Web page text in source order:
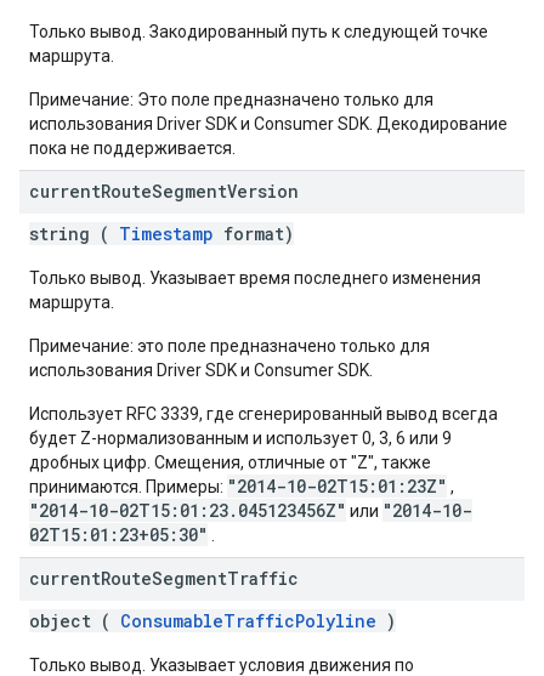
Только вывод. Закодированный путь к следующей точке
маршрута.
Примечание: Это поле предназначено только для
использования Driver SDK и Consumer SDK. Декодирование
пока не поддерживается.
currentRouteSegmentVersion
string ( Timestamp format)
Только вывод. Указывает время последнего изменения
маршрута.
Примечание: это поле предназначено только для
использования Driver SDK и Consumer SDK.
Использует RFC 3339, где сгенерированный вывод всегда
будет Z-нормализованным и использует 0, 3, 6 или 9
дробных цифр. Смещения, отличные от "Z", также
принимаются. Примеры: "2014-10-02T15:01:23Z" ,
"2014-10-02T15:01:23.045123456Z" или "2014-10-
02T15:01:23+05:30"
currentRouteSegmentTraffic
object ( ConsumableTrafficPolyline )
Только вывод. Указывает условия движения по